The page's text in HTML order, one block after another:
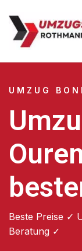
UMZUG
Beste Preise ✓
Beratung ✓